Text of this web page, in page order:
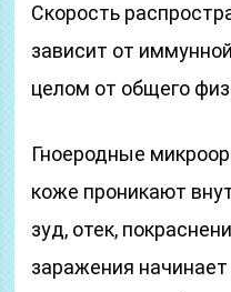
Скорость
зависит от
целом от общего
Гноеродные
коже проникают
зуд, отек,
заражения